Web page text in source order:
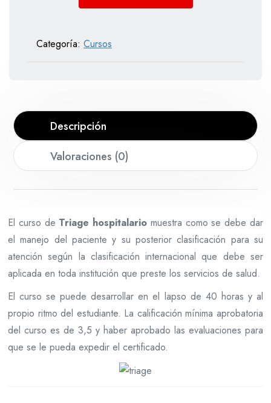
Categoría: Cursos
Descripción
Valoraciones (0)
El curso de Triage hospitalario muestra como se debe dar
el manejo del paciente y su posterior clasificación para su
atención según la clasificación internacional que debe ser
aplicada en toda institución que preste los servicios de salud.
El curso se puede desarrollar en el lapso de 40 horas y al
propio ritmo del estudiante. La calificación mínima aprobatoria
del curso es de 3,5 y haber aprobado las evaluaciones para
que se le pueda expedir el certificado.